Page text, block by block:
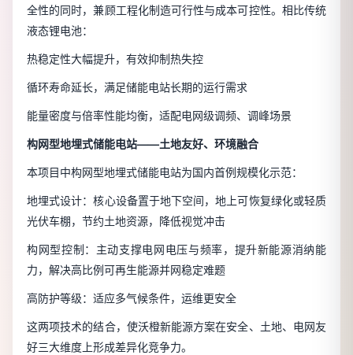
全性的同时，兼顾工程化制造可行性与成本可控性。相比传统
液态锂电池：
热稳定性大幅提升，有效抑制热失控
循环寿命延长，满足储能电站长期的运行需求
能量密度与倍率性能均衡，适配电网级调频、调峰场景
构网型地埋式储能电站——土地友好、环境融合
本项目中构网型地埋式储能电站为国内首例规模化示范：
地埋式设计：核心设备置于地下空间，地上可恢复绿化或轻质
光伏车棚，节约土地资源，降低视觉冲击
构网型控制：主动支撑电网电压与频率，提升新能源消纳能
力，解决高比例可再生能源并网稳定难题
高防护等级：适应多气候条件，运维更安全
这两项技术的结合，使沃橙新能源方案在安全、土地、电网友
好三大维度上形成差异化竞争力。